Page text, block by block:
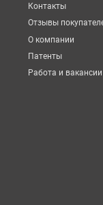
Контакты
Отзывы
О компании
Патенты
Работа и вакансии